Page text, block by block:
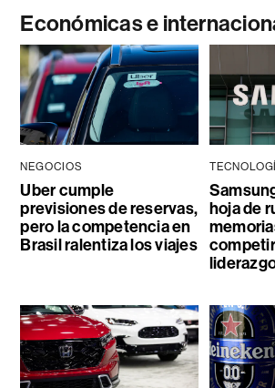
Económicas e
NEGOCIOS
Uber cumple
previsiones de reservas,
pero la competencia en
Brasil ralentiza los viajes
hoja de